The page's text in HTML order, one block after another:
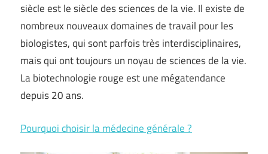
siècle est le siècle des sciences de la vie. Il existe de
nombreux nouveaux domaines de travail pour les
biologistes, qui sont parfois très interdisciplinaires,
mais qui ont toujours un noyau de sciences de la vie.
La biotechnologie rouge est une mégatendance
depuis 20 ans.
Pourquoi choisir la médecine générale ?